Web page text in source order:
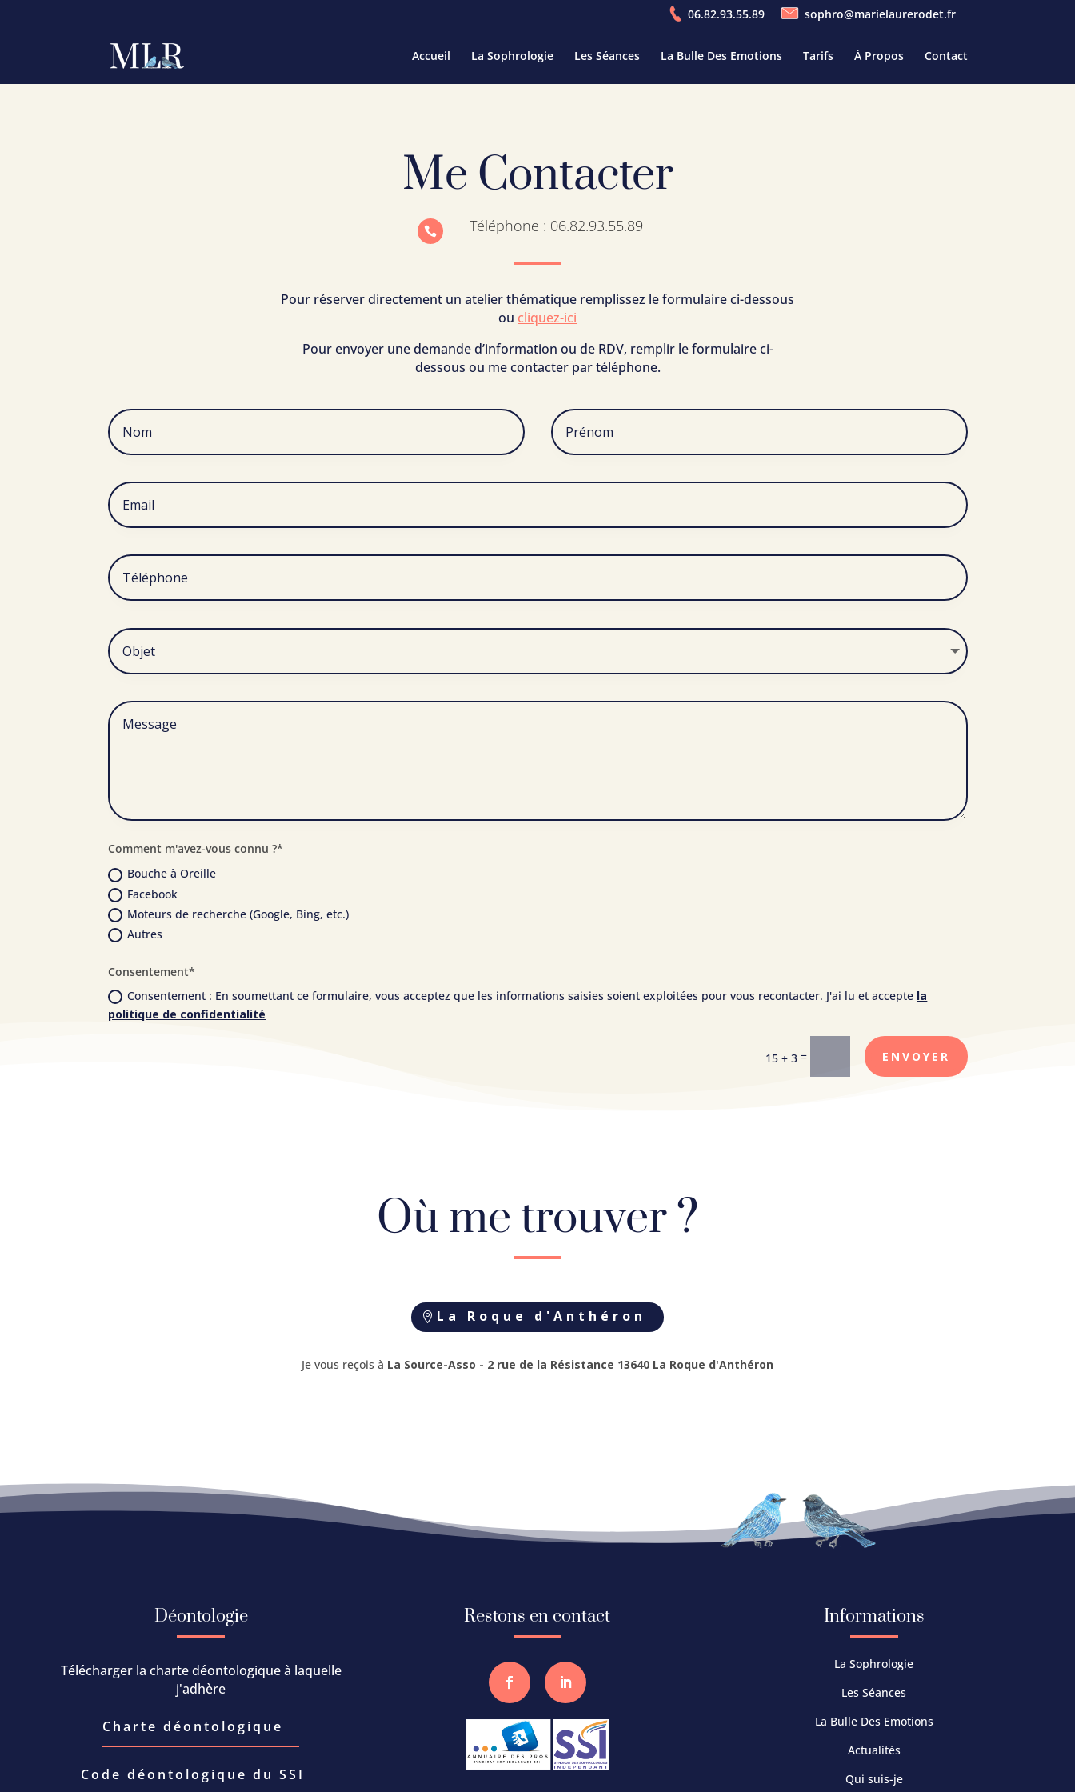
06.82.93.55.89 sophro@marielaurerodet.fr
Accueil La Sophrologie Les Séances La Bulle Des Emotions Tarifs À Propos Contact
Me Contacter
 Téléphone : 06.82.93.55.89
Pour réserver directement un atelier thématique remplissez le formulaire ci-dessous
ou cliquez-ici
Pour envoyer une demande d’information ou de RDV, remplir le formulaire ci-
dessous ou me contacter par téléphone.
Comment m'avez-vous connu ?*
Bouche à Oreille
Facebook
Moteurs de recherche (Google, Bing, etc.)
Autres
Consentement*
Consentement : En soumettant ce formulaire, vous acceptez que les informations saisies soient exploitées pour vous recontacter. J'ai lu et accepte la
politique de confidentialité
15 + 3= ENVOYER
Où me trouver ?
La Roque d'Anthéron
Je vous reçois à La Source-Asso - 2 rue de la Résistance 13640 La Roque d'Anthéron
Déontologie
Télécharger la charte déontologique à laquelle
j'adhère
Charte déontologique
Code déontologique du SSI
Restons en contact Informations
La Sophrologie
Les Séances
La Bulle Des Emotions
Actualités
Qui suis-je